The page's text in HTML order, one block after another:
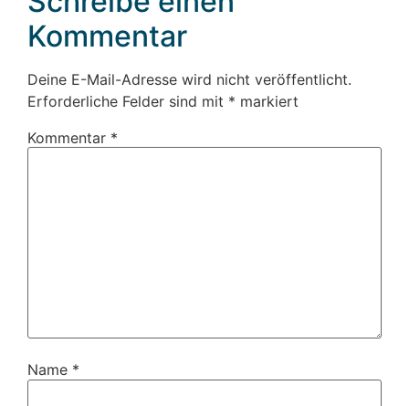
Kommentar
Deine E-Mail-Adresse wird nicht veröffentlicht.
Erforderliche Felder sind mit * markiert
Kommentar *
Name *